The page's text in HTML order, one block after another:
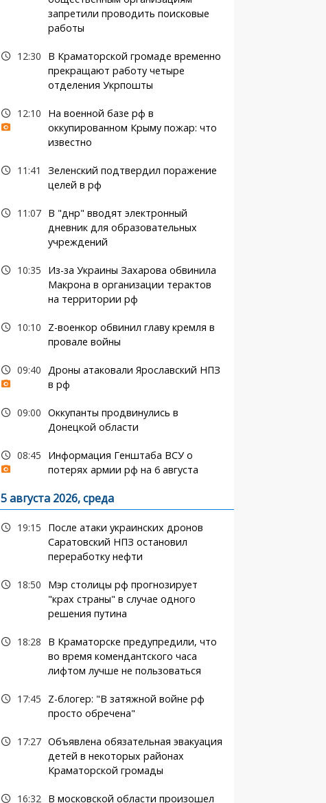
запретили проводить поисковые
работы
12:30
В Краматорской громаде временно
прекращают работу четыре
отделения Укрпошты
12:10
На военной базе рф в
оккупированном Крыму пожар: что
известно
11:41
Зеленский подтвердил поражение
целей в рф
11:07
В "днр" вводят электронный
дневник для образовательных
учреждений
10:35
Из-за Украины Захарова обвинила
Макрона в организации терактов
на территории рф
10:10
Z-военкор обвинил главу кремля в
провале войны
09:40 Дроны атаковали Ярославский НПЗ
в рф
09:00 Оккупанты продвинулись в
Донецкой области
08:45
Информация Генштаба ВСУ о
потерях армии рф на 6 августа
5 августа 2026, среда
19:15
После атаки украинских дронов
Саратовский НПЗ остановил
переработку нефти
18:50
Мэр столицы рф прогнозирует
"крах страны" в случае одного
решения путина
18:28
В Краматорске предупредили, что
во время комендантского часа
лифтом лучше не пользоваться
17:45
Z-блогер: "В затяжной войне рф
просто обречена"
17:27 Объявлена обязательная эвакуация
детей в некоторых районах
Краматорской громады
16:32
В московской области произошел